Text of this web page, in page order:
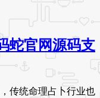
蛇官网源码支
传统命理占卜行业也